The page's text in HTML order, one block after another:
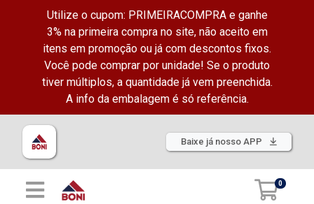
Utilize o cupom: PRIMEIRACOMPRA e ganhe
3% na primeira compra no site, não aceito em
itens em promoção ou já com descontos fixos.
Você pode comprar por unidade! Se o produto
tiver múltiplos, a quantidade já vem preenchida.
A info da embalagem é só referência.
Baixe já nosso APP
0